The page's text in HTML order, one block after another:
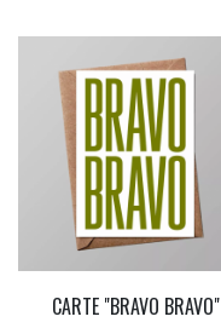
CARTE "BRAVO BRAVO"